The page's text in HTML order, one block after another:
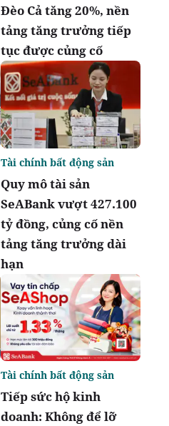
Đèo Cả tăng 20%, nền
tảng tăng trưởng tiếp
tục được củng cố
Quy mô tài sản
SeABank vượt 427.100
tỷ đồng, củng cố nền
tảng tăng trưởng dài
hạn
Tài chính bất động sản
Tiếp sức hộ kinh
doanh: Không để lỡ
Tài chính bất động sản